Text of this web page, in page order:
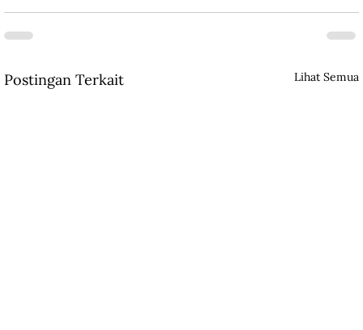
Postingan Terkait Lihat Semua